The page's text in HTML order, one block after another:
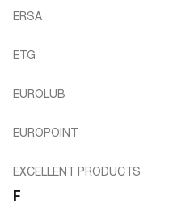
ERSA
ETG
EUROLUB
EUROPOINT
EXCELLENT PRODUCTS
F